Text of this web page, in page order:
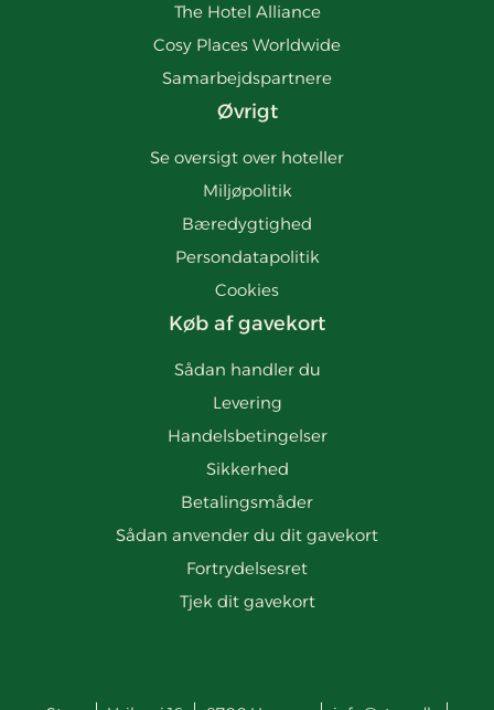
The Hotel Alliance
Cosy Places Worldwide
Samarbejdspartnere
Øvrigt
Se oversigt over hoteller
Miljøpolitik
Bæredygtighed
Persondatapolitik
Cookies
Køb af gavekort
Sådan handler du
Levering
Handelsbetingelser
Sikkerhed
Betalingsmåder
Sådan anvender du dit gavekort
Fortrydelsesret
Tjek dit gavekort